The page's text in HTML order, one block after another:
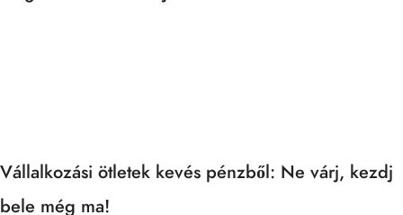
Vállalkozási ötletek kevés pénzből: Ne várj, kezdj
bele még ma!